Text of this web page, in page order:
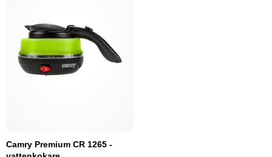
Camry Premium CR 1265 -